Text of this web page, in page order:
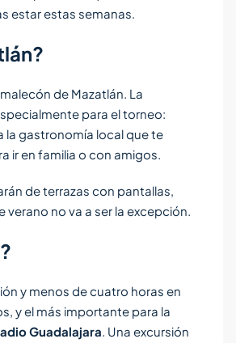
estar estas semanas.
de Mazatlán. La
para el torneo:
la gastronomía local que te
ir en familia o con amigos.
de terrazas con pantallas,
no va a ser la excepción.
y menos de cuatro horas en
y el más importante para la
Guadalajara. Una excursión